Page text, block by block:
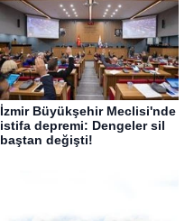
İzmir Büyükşehir Meclisi'nde
istifa depremi: Dengeler sil
baştan değişti!